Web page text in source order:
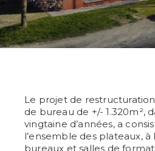
Le projet de
de bureau de +/- 1.320m²,
vingtaine d’années, a
l’ensemble des plateaux,
bureaux et salles de